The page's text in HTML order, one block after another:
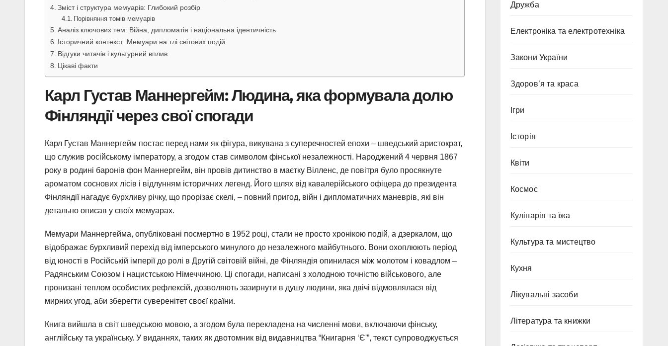
Зміст і структура мемуарів: Глибокий розбір
Порівняння томів мемуарів
Аналіз ключових тем: Війна, дипломатія і національна ідентичність
Історичний контекст: Мемуари на тлі світових подій
Відгуки читачів і культурний вплив
Цікаві факти
Карл Густав Маннергейм: Людина, яка формувала долю
Фінляндії через свої спогади
Карл Густав Маннергейм постає перед нами як фігура, викувана з суперечностей епохи – шведський аристократ,
що служив російському імператору, а згодом став символом фінської незалежності. Народжений 4 червня 1867
року в родині баронів фон Маннергейм, він провів дитинство в маєтку Вілленс, де повітря було просякнуте
ароматом соснових лісів і відлунням історичних легенд. Його шлях від кавалерійського офіцера до президента
Фінляндії нагадує бурхливу річку, що прорізає скелі, – повний пригод, війн і дипломатичних маневрів, які він
детально описав у своїх мемуарах.
Мемуари Маннергейма, опубліковані посмертно в 1952 році, стали не просто хронікою подій, а дзеркалом, що
відображає бурхливий перехід від імперського минулого до незалежного майбутнього. Вони охоплюють період
від юності в Російській імперії до ролі в Другій світовій війні, де Фінляндія опинилася між молотом і ковадлом –
Радянським Союзом і нацистською Німеччиною. Ці спогади, написані з холодною точністю військового, але
пронизані теплом особистих рефлексій, дозволяють зазирнути в душу людини, яка двічі відмовлялася від
мирних угод, аби зберегти суверенітет своєї країни.
Книга вийшла в світ шведською мовою, а згодом була перекладена на численні мови, включаючи фінську,
англійську та українську. У виданнях, таких як двотомник від видавництва “Книгарня ‘Є'”, текст супроводжується
Дружба
Електроніка та електротехніка
Закони України
Здоров’я та краса
Ігри
Історія
Квіти
Космос
Кулінарія та їжа
Культура та мистецтво
Кухня
Лікувальні засоби
Література та книжки